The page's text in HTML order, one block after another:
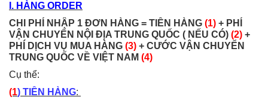
I. HÀNG ORDER
CHI PHÍ NHẬP 1 ĐƠN HÀNG = TIỀN HÀNG (1) + PHÍ
VẬN CHUYỂN NỘI ĐỊA TRUNG QUỐC ( NẾU CÓ) (2) +
PHÍ DỊCH VỤ MUA HÀNG (3) + CƯỚC VẬN CHUYỂN
TRUNG QUỐC VỀ VIỆT NAM (4)
Cụ thể:
(1) TIỀN HÀNG: